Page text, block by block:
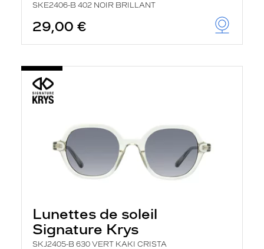
SKE2406-B 402 NOIR BRILLANT
29,00 €
Lunettes de soleil
Signature Krys
SKJ2405-B 630 VERT KAKI CRISTA